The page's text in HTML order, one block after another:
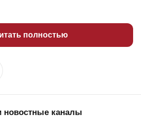
полностью
новостные каналы